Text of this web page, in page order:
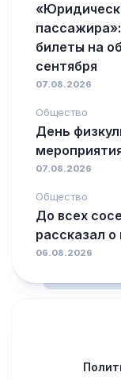
билеты на
сентября
07.08.2026
Общество
День
07.08.2026
Общество
До всех
рассказал
06.08.2026